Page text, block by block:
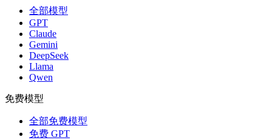
全部模型
GPT
Claude
Gemini
DeepSeek
Llama
Qwen
免费模型
全部免费模型
免费 GPT